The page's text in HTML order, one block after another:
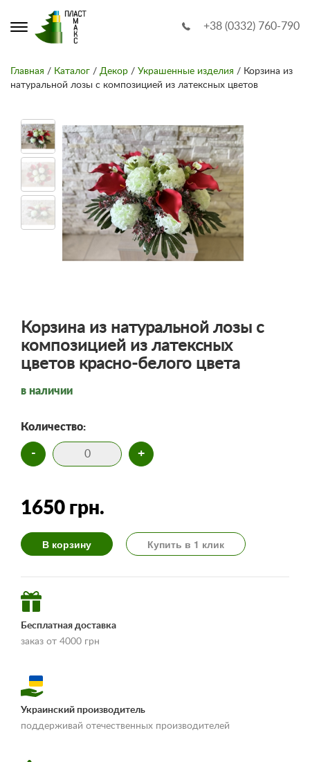
+38 (0332) 760-790
Главная / Каталог / Декор / Украшенные изделия / Корзина из
натуральной лозы с композицией из латексных цветов
Корзина из натуральной лозы с
композицией из латексных
цветов красно-белого цвета
в наличии
Количество:
- +
1650 грн.
В корзину Купить в 1 клик
Бесплатная доставка
заказ от 4000 грн
доставки и оплаты»
Украинский производитель
поддерживай отечественных производителей